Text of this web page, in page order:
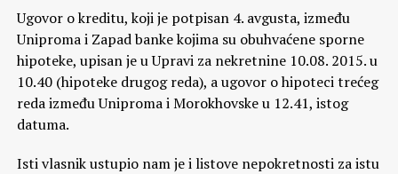
Ugovor o kreditu, koji je potpisan 4. avgusta, između
Uniproma i Zapad banke kojima su obuhvaćene sporne
hipoteke, upisan je u Upravi za nekretnine 10.08. 2015. u
10.40 (hipoteke drugog reda), a ugovor o hipoteci trećeg
reda između Uniproma i Morokhovske u 12.41, istog
datuma.
Isti vlasnik ustupio nam je i listove nepokretnosti za istu